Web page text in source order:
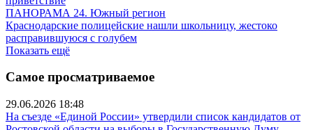
ПАНОРАМА 24. Южный регион
Краснодарские полицейские нашли школьницу, жестоко
расправившуюся с голубем
Показать ещё
Самое просматриваемое
29.06.2026 18:48
На съезде «Единой России» утвердили список кандидатов от